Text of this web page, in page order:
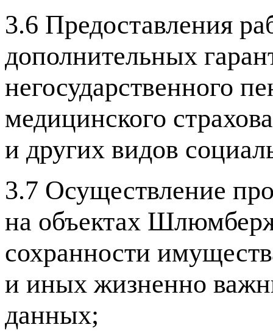
3.6 Предоставления
дополнительных
негосударственного
медицинского
и других видов
3.7 Осуществление
на объектах
сохранности
и иных жизненно
данных;